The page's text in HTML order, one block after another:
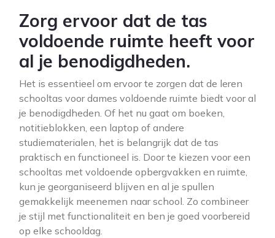
Zorg ervoor dat de tas
voldoende ruimte heeft voor
al je benodigdheden.
Het is essentieel om ervoor te zorgen dat de leren
schooltas voor dames voldoende ruimte biedt voor al
je benodigdheden. Of het nu gaat om boeken,
notitieblokken, een laptop of andere
studiematerialen, het is belangrijk dat de tas
praktisch en functioneel is. Door te kiezen voor een
schooltas met voldoende opbergvakken en ruimte,
kun je georganiseerd blijven en al je spullen
gemakkelijk meenemen naar school. Zo combineer
je stijl met functionaliteit en ben je goed voorbereid
op elke schooldag.